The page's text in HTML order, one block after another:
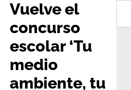
Vuelve el
concurso
escolar ‘Tu
medio
ambiente, tu